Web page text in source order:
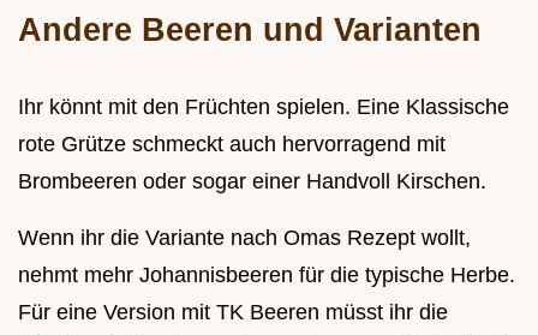
Andere Beeren und Varianten
Ihr könnt mit den Früchten spielen. Eine Klassische
rote Grütze schmeckt auch hervorragend mit
Brombeeren oder sogar einer Handvoll Kirschen.
Wenn ihr die Variante nach Omas Rezept wollt,
nehmt mehr Johannisbeeren für die typische Herbe.
Für eine Version mit TK Beeren müsst ihr die